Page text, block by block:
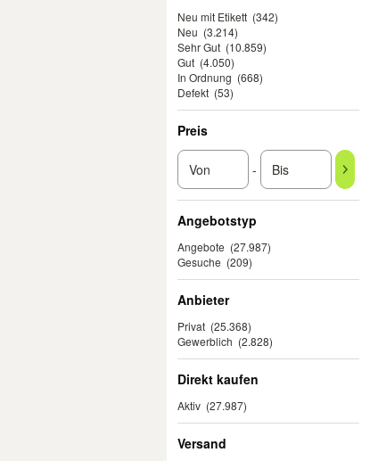
Neu mit Etikett (342)
Neu (3.214)
Sehr Gut (10.859)
Gut (4.050)
In Ordnung (668)
Defekt (53)
Preis
-
Angebotstyp
Angebote (27.987)
Gesuche (209)
Anbieter
Privat (25.368)
Gewerblich (2.828)
Direkt kaufen
Aktiv (27.987)
Versand